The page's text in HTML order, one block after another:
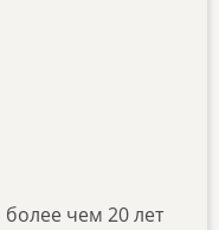
чем 20 лет